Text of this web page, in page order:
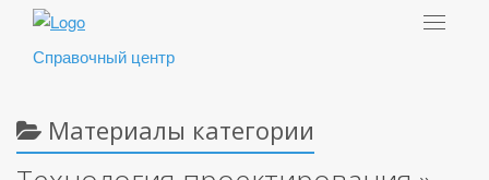
Toggle
Справочный центр
Материалы категории